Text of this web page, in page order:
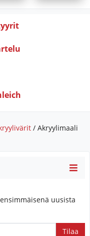
/ Akryylimaali
uusista